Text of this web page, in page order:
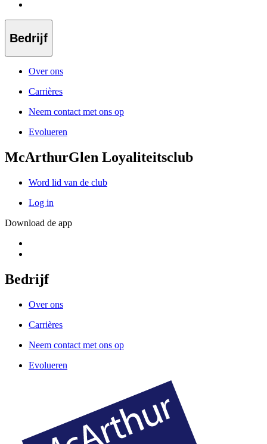
Bedrijf
Over ons
Carrières
Neem contact met ons op
Evolueren
McArthurGlen Loyaliteitsclub
Word lid van de club
Log in
Download de app
Bedrijf
Over ons
Carrières
Neem contact met ons op
Evolueren